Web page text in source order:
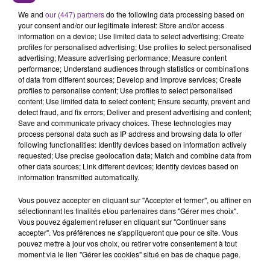
LA CENTRALE NUCLÉAIRE DE CHOOZ
TOUJOURS À L'ARRÊT
Cela fait déjà une semaine que la centrale
nucléaire ardennaise est à l'arrêt. Une situation
justifiée par la sécheresse intense qui est toujours
présente.
LE MAGASIN JOUÉCLUB DE REIMS FERME
We and our (447) partnersdo the following data processing based on
your consent and/or our legitimate interest: Store and/or access
information on a device; Use limited data to select advertising; Create
profiles for personalised advertising; Use profiles to select personalised
advertising; Measure advertising performance; Measure content
performance; Understand audiences through statistics or combinations
of data from different sources; Develop and improve services; Create
profiles to personalise content; Use profiles to select personalised
content; Use limited data to select content; Ensure security, prevent and
detect fraud, and fix errors; Deliver and present advertising and content;
Save and communicate privacy choices. These technologies may
process personal data such as IP address and browsing data to offer
following functionalities: Identify devices based on information actively
requested; Use precise geolocation data; Match and combine data from
other data sources; Link different devices; Identify devices based on
information transmitted automatically.
Vous pouvez accepter en cliquant sur "Accepter et fermer", ou affiner en
sélectionnant les finalités et/ou partenaires dans "Gérer mes choix".
Vous pouvez également refuser en cliquant sur "Continuer sans
accepter". Vos préférences ne s'appliqueront que pour ce site. Vous
pouvez mettre à jour vos choix, ou retirer votre consentement à tout
moment via le lien "Gérer les cookies" situé en bas de chaque page.